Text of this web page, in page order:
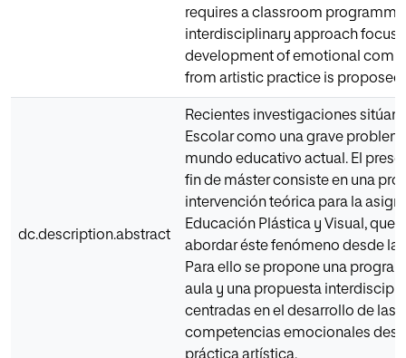
requires a classroom
interdisciplinary approach
development of emotional
from artistic practice is proposed.
dc.description.abstract
Recientes investigaciones sitúan
Escolar como una grave
mundo educativo actual. El
fin de máster consiste en una
intervención teórica para la
Educación Plástica y Visual, que
abordar éste fenómeno desde la
Para ello se propone una
aula y una propuesta
centradas en el desarrollo de las
competencias emocionales
práctica artística.